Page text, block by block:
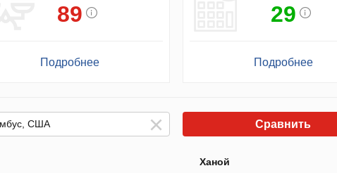
89
Подробнее
29
Подробнее
Сравнить
Ханой